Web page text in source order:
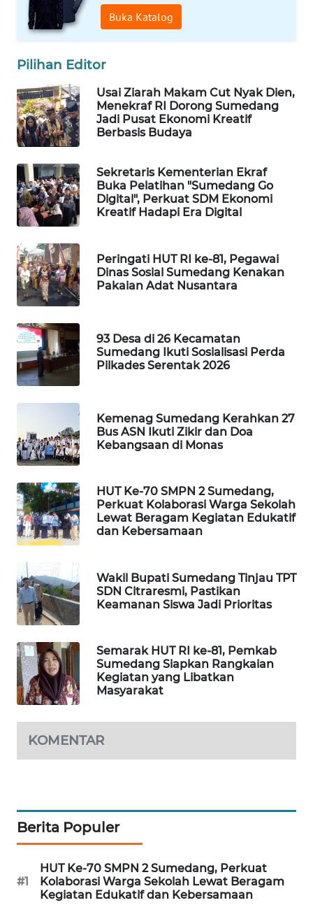
Buka Katalog
Pilihan Editor
Usai Ziarah Makam Cut Nyak Dien,
Menekraf RI Dorong Sumedang
Jadi Pusat Ekonomi Kreatif
Berbasis Budaya
Sekretaris Kementerian Ekraf
Buka Pelatihan "Sumedang Go
Digital", Perkuat SDM Ekonomi
Kreatif Hadapi Era Digital
Peringati HUT RI ke-81, Pegawai
Dinas Sosial Sumedang Kenakan
Pakaian Adat Nusantara
93 Desa di 26 Kecamatan
Sumedang Ikuti Sosialisasi Perda
Pilkades Serentak 2026
Kemenag Sumedang Kerahkan 27
Bus ASN Ikuti Zikir dan Doa
Kebangsaan di Monas
HUT Ke-70 SMPN 2 Sumedang,
Perkuat Kolaborasi Warga Sekolah
Lewat Beragam Kegiatan Edukatif
dan Kebersamaan
Wakil Bupati Sumedang Tinjau TPT
SDN Citraresmi, Pastikan
Keamanan Siswa Jadi Prioritas
Semarak HUT RI ke-81, Pemkab
Sumedang Siapkan Rangkaian
Kegiatan yang Libatkan
Masyarakat
KOMENTAR
Berita Populer
#1
HUT Ke-70 SMPN 2 Sumedang, Perkuat
Kolaborasi Warga Sekolah Lewat Beragam
Kegiatan Edukatif dan Kebersamaan
ALPERKLINAS
TAMBANG
NEWS
SITUNGIR
NEWS
SIDIKALANG
NEWS
SIBARAGAS
NEWS
SIANTAR
NEWS
METRO
MEDAN
METRO
JAKARTA
NEWS
KRT
NEWS
KARING
NEWS
JURNAL
HUMBANG
NEWS
GARONGGANG
NEWS
ENERGI
NEWS
CILEUNGSI
NEWS